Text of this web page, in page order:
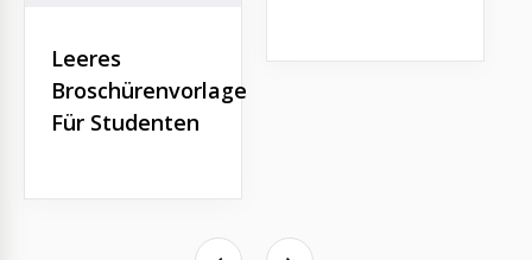
Leeres
Broschürenvorlage
Für Studenten